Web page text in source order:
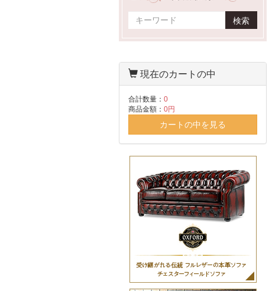
検索
現在のカートの中
合計数量：0
商品金額：0円
カートの中を見る